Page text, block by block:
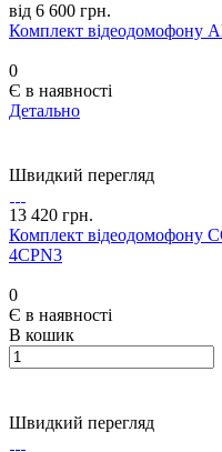
від 6 600 грн.
Комплект відеодомофону
0
Є в наявності
Детально
Швидкий перегляд
13 420 грн.
Комплект відеодомофону
4CPN3
0
Є в наявності
В кошик
Швидкий перегляд